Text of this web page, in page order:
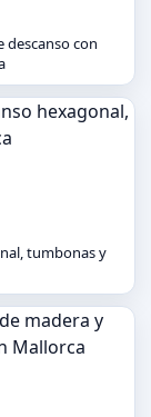
descanso con
tumbonas y